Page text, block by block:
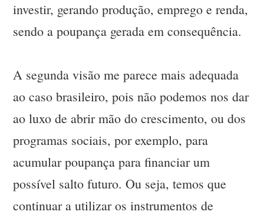
investir, gerando produção, emprego e renda,
sendo a poupança gerada em consequência.
A segunda visão me parece mais adequada
ao caso brasileiro, pois não podemos nos dar
ao luxo de abrir mão do crescimento, ou dos
programas sociais, por exemplo, para
acumular poupança para financiar um
possível salto futuro. Ou seja, temos que
continuar a utilizar os instrumentos de